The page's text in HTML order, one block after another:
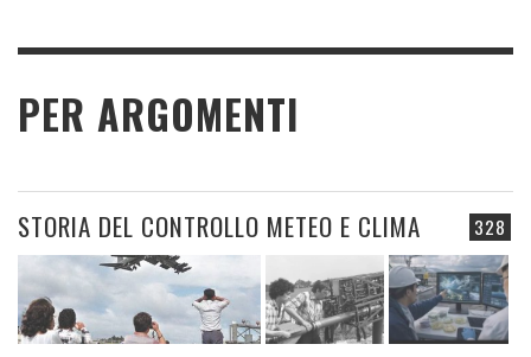
PER ARGOMENTI
328
STORIA DEL CONTROLLO METEO E CLIMA